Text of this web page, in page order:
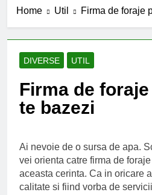
6
6
Home Util Firma de foraje
DIVERSE UTIL
Firma de
te bazezi
Ai nevoie de o sursa de apa.
vei orienta catre firma de
aceasta cerinta. Ca in oricare
calitate si fiind vorba de